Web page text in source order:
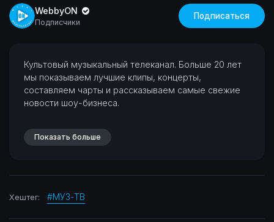
WebbyON
Подписчики
Подписаться
⁣Культовый музыкальный телеканал. Больше 20 лет
мы показываем лучшие клипы, концерты,
составляем чарты и рассказываем самые свежие
новости шоу-бизнеса.
Показать больше
Хештег: #МУЗ-ТВ